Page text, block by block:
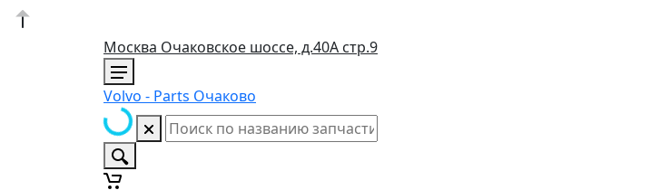
Москва Очаковское шоссе, д.40А стр.9
Volvo - Parts Очаково